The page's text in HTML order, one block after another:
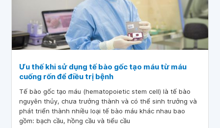
Ưu thế khi sử dụng tế bào gốc tạo máu từ máu
cuống rốn để điều trị bệnh
Tế bào gốc tạo máu (hematopoietic stem cell) là tế bào
nguyên thủy, chưa trưởng thành và có thể sinh trưởng và
phát triển thành nhiều loại tế bào máu khác nhau bao
gồm: bạch cầu, hồng cầu và tiểu cầu